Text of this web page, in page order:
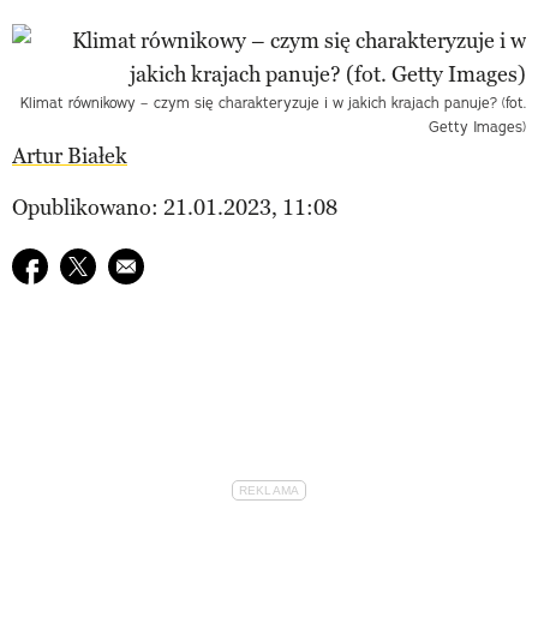
Klimat równikowy – czym się charakteryzuje i w jakich krajach panuje? (fot.
Getty Images)
Artur Białek
Opublikowano: 21.01.2023, 11:08
Udostępnij na facebook
Udostępnij na twitter
E-mail do przyjaciela